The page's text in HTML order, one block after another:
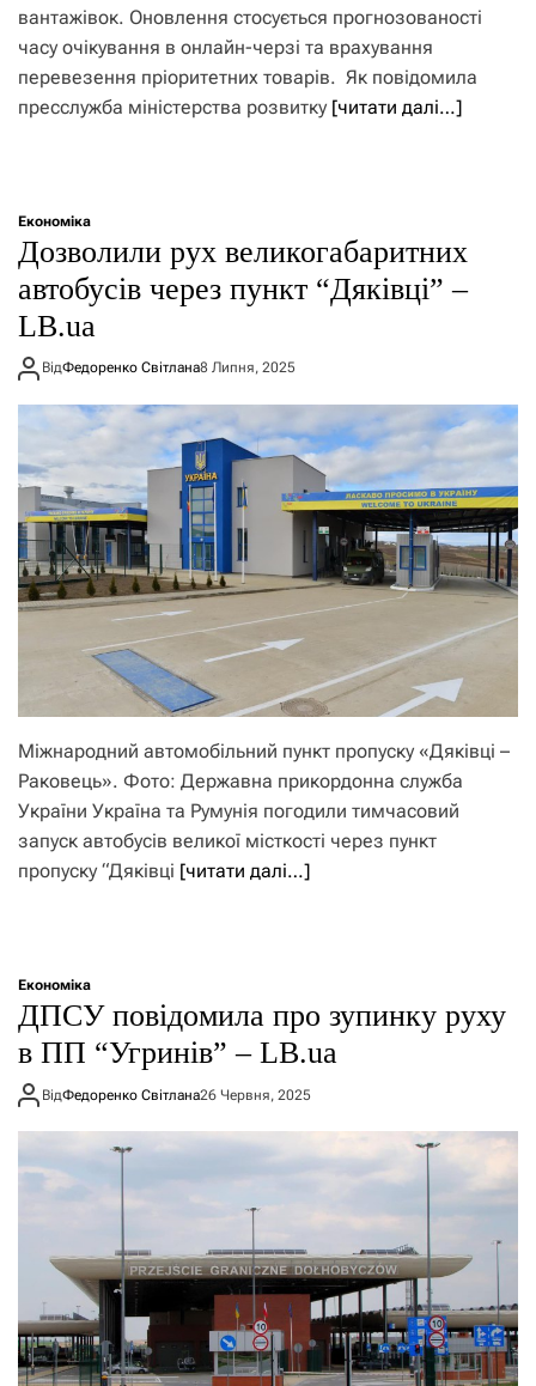
вантажівок. Оновлення стосується прогнозованості
часу очікування в онлайн-черзі та врахування
перевезення пріоритетних товарів. Як повідомила
пресслужба міністерства розвитку [читати далі…]
Економіка
Дозволили рух великогабаритних
автобусів через пункт “Дяківці” –
LB.ua
ВідФедоренко Світлана8 Липня, 2025
Міжнародний автомобільний пункт пропуску «Дяківці –
Раковець». Фото: Державна прикордонна служба
України Україна та Румунія погодили тимчасовий
запуск автобусів великої місткості через пункт
пропуску “Дяківці [читати далі…]
Економіка
ДПСУ повідомила про зупинку руху
в ПП “Угринів” – LB.ua
ВідФедоренко Світлана26 Червня, 2025